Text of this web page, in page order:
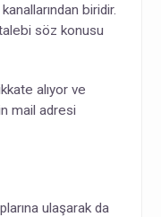
biridir.
söz konusu
alıyor ve
mail adresi
ulaşarak da